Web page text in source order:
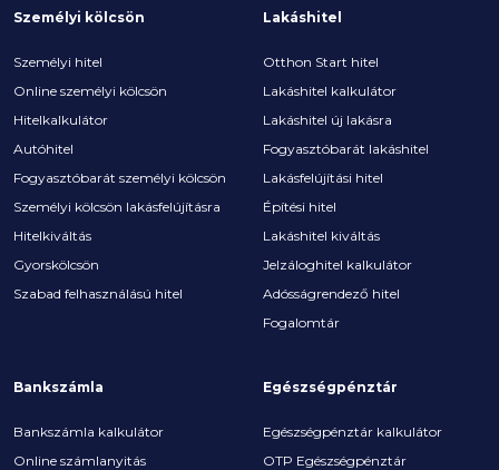
Személyi kölcsön
Személyi hitel
Online személyi kölcsön
Hitelkalkulátor
Autóhitel
Fogyasztóbarát személyi kölcsön
Személyi kölcsön lakásfelújításra
Hitelkiváltás
Gyorskölcsön
Szabad felhasználású hitel
Lakáshitel
Otthon Start hitel
Lakáshitel kalkulátor
Lakáshitel új lakásra
Fogyasztóbarát lakáshitel
Lakásfelújítási hitel
Építési hitel
Lakáshitel kiváltás
Jelzáloghitel kalkulátor
Adósságrendező hitel
Fogalomtár
Bankszámla
Bankszámla kalkulátor
Online számlanyitás
Egészségpénztár
Egészségpénztár kalkulátor
OTP Egészségpénztár